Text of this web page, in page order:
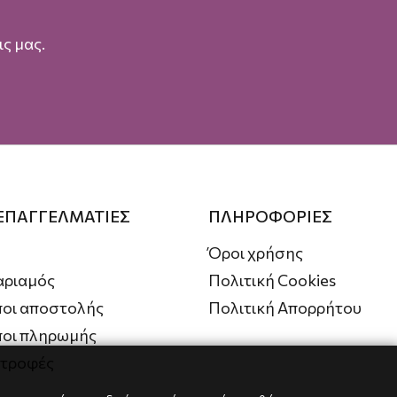
μας.
αποστολής
πληρωμής
ΠΛΗΡΟΦΟΡΙΕΣ
Όροι χρήσης
Πολιτική Cookies
Πολιτική Απορρήτου